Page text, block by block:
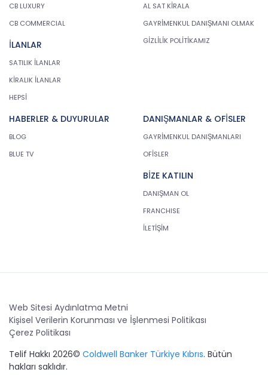
CB LUXURY
CB COMMERCIAL
İLANLAR
SATILIK İLANLAR
KİRALIK İLANLAR
HEPSİ
AL SAT KİRALA
GAYRİMENKUL DANIŞMANI OLMAK
GİZLİLİK POLİTİKAMIZ
HABERLER & DUYURULAR
BLOG
BLUE TV
DANIŞMANLAR & OFİSLER
GAYRİMENKUL DANIŞMANLARI
OFİSLER
BİZE KATILIN
DANIŞMAN OL
FRANCHISE
İLETİŞİM
Web Sitesi Aydınlatma Metni
Kişisel Verilerin Korunması ve İşlenmesi Politikası
Çerez Politikası
Telif Hakkı 2026© Coldwell Banker Türkiye Kıbrıs. Bütün
hakları saklıdır.